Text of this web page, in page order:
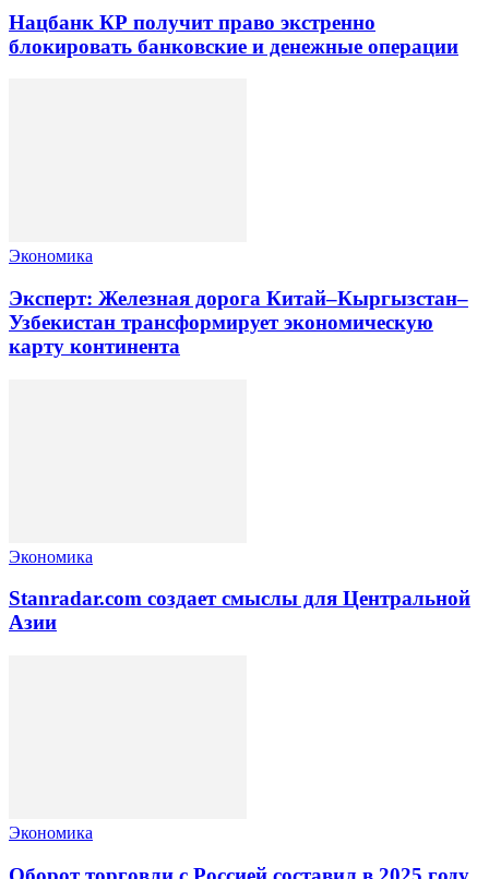
Нацбанк КР получит право экстренно
блокировать банковские и денежные операции
Экономика
Эксперт: Железная дорога Китай–Кыргызстан–
Узбекистан трансформирует экономическую
карту континента
Экономика
Stanradar.com создает смыслы для Центральной
Азии
Экономика